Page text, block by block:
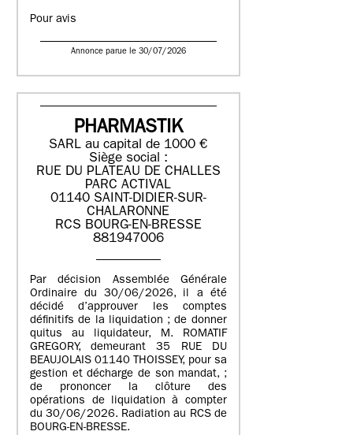
Pour avis
Annonce parue le 30/07/2026
PHARMASTIK
SARL au capital de 1000 €
Siège social :
RUE DU PLATEAU DE CHALLES
PARC ACTIVAL
01140 SAINT-DIDIER-SUR-
CHALARONNE
RCS BOURG-EN-BRESSE
881947006
Par décision Assemblée Générale
Ordinaire du 30/06/2026, il a été
décidé d’approuver les comptes
définitifs de la liquidation ; de donner
quitus au liquidateur, M. ROMATIF
GREGORY, demeurant 35 RUE DU
BEAUJOLAIS 01140 THOISSEY, pour sa
gestion et décharge de son mandat, ;
de prononcer la clôture des
opérations de liquidation à compter
du 30/06/2026. Radiation au RCS de
BOURG-EN-BRESSE.